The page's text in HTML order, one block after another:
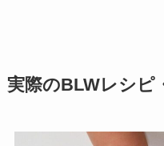
実際のBLWレシピ